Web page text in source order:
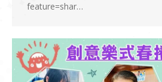
feature=shar…